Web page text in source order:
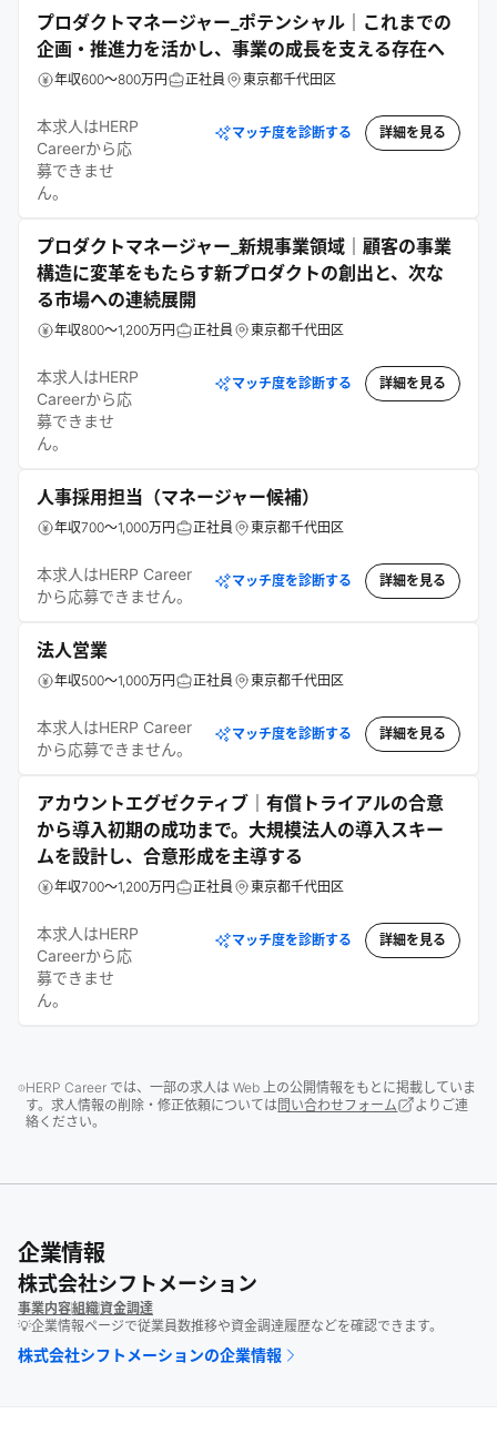
プロダクトマネージャー_ポテンシャル｜これまでの
企画・推進力を活かし、事業の成長を支える存在へ
年収600～800万円 正社員 東京都千代田区
本求人はHERP
Careerから応
募できませ
ん。
マッチ度を診断する 詳細を見る
プロダクトマネージャー_新規事業領域｜顧客の事業
構造に変革をもたらす新プロダクトの創出と、次な
る市場への連続展開
年収800～1,200万円 正社員 東京都千代田区
本求人はHERP
Careerから応
募できませ
ん。
マッチ度を診断する 詳細を見る
人事採用担当（マネージャー候補）
年収700～1,000万円 正社員 東京都千代田区
本求人はHERP Career
から応募できません。
マッチ度を診断する 詳細を見る
法人営業
年収500～1,000万円 正社員 東京都千代田区
本求人はHERP Career
から応募できません。
マッチ度を診断する 詳細を見る
アカウントエグゼクティブ｜有償トライアルの合意
から導入初期の成功まで。大規模法人の導入スキー
ムを設計し、合意形成を主導する
年収700～1,200万円 正社員 東京都千代田区
本求人はHERP
Careerから応
募できませ
ん。
マッチ度を診断する 詳細を見る
HERP Career では、一部の求人は Web 上の公開情報をもとに掲載していま
す。求人情報の削除・修正依頼については問い合わせフォーム
よりご連
絡ください。
企業情報
株式会社シフトメーション
事業内容組織資金調達
💡企業情報ページで従業員数推移や資金調達履歴などを確認できます。
株式会社シフトメーションの企業情報